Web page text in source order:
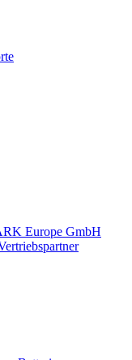
Europe GmbH